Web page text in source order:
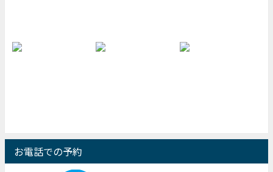
お電話での予約